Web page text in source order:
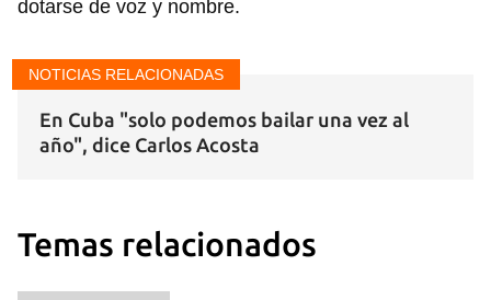
dotarse de voz y nombre.
NOTICIAS RELACIONADAS
En Cuba "solo podemos bailar una vez al
año", dice Carlos Acosta
Temas relacionados